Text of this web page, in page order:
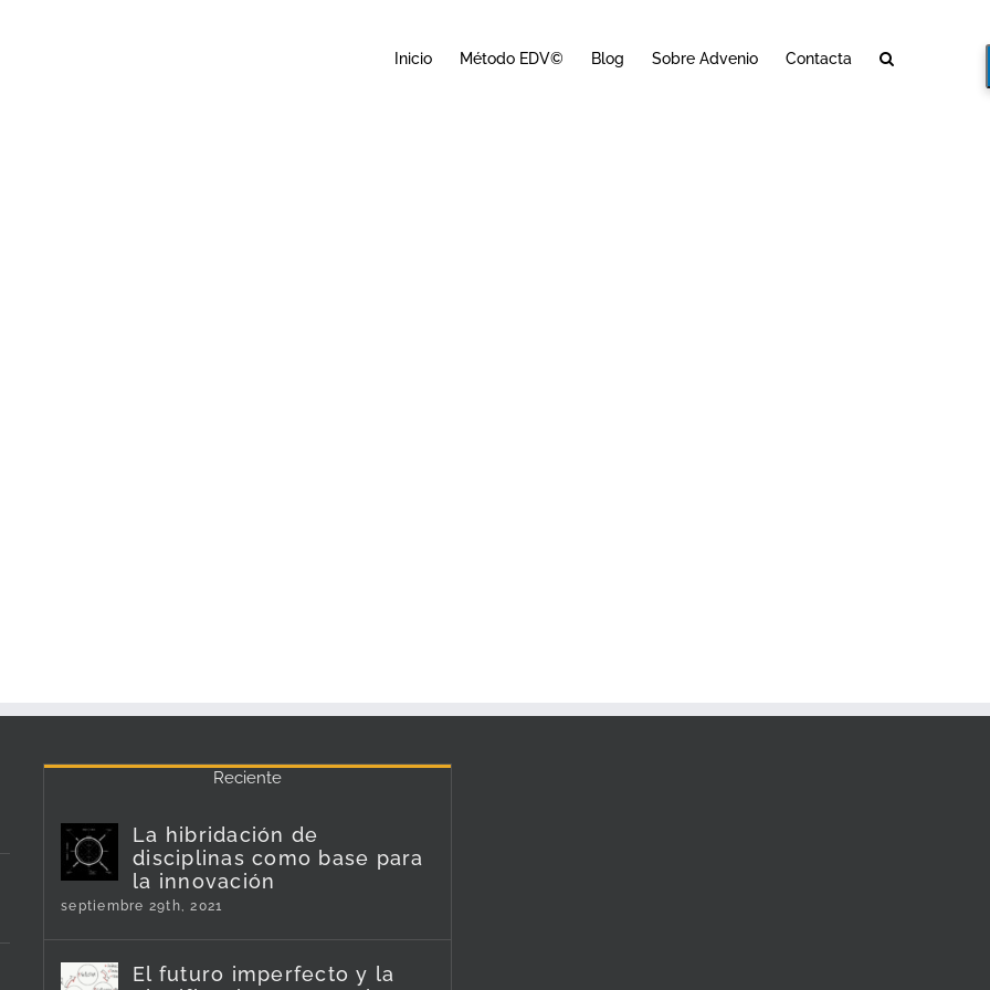
Inicio Método EDV© Blog Sobre Advenio Contacta
Reciente
La hibridación de
disciplinas como base para
la innovación
septiembre 29th, 2021
El futuro imperfecto y la